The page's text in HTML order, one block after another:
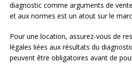
diagnostic comme arguments de
et aux normes est un atout sur le
Pour une location, assurez-vous de
légales liées aux résultats du
peuvent être obligatoires avant de